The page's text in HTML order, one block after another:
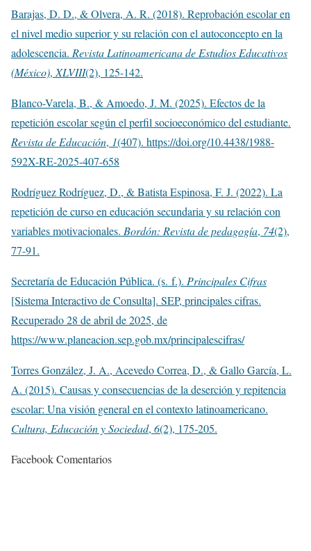
Barajas, D. D., & Olvera, A. R. (2018). Reprobación escolar en
el nivel medio superior y su relación con el autoconcepto en la
adolescencia. Revista Latinoamericana de Estudios Educativos
(México), XLVIII(2), 125-142.
Blanco-Varela, B., & Amoedo, J. M. (2025). Efectos de la
repetición escolar según el perfil socioeconómico del estudiante.
Revista de Educación, 1(407). https://doi.org/10.4438/1988-
592X-RE-2025-407-658
Rodríguez Rodríguez, D., & Batista Espinosa, F. J. (2022). La
repetición de curso en educación secundaria y su relación con
variables motivacionales. Bordón: Revista de pedagogía, 74(2),
77-91.
Secretaría de Educación Pública. (s. f.). Principales Cifras
[Sistema Interactivo de Consulta]. SEP, principales cifras.
Recuperado 28 de abril de 2025, de
https://www.planeacion.sep.gob.mx/principalescifras/
Torres González, J. A., Acevedo Correa, D., & Gallo García, L.
A. (2015). Causas y consecuencias de la deserción y repitencia
escolar: Una visión general en el contexto latinoamericano.
Cultura, Educación y Sociedad, 6(2), 175-205.
Facebook Comentarios